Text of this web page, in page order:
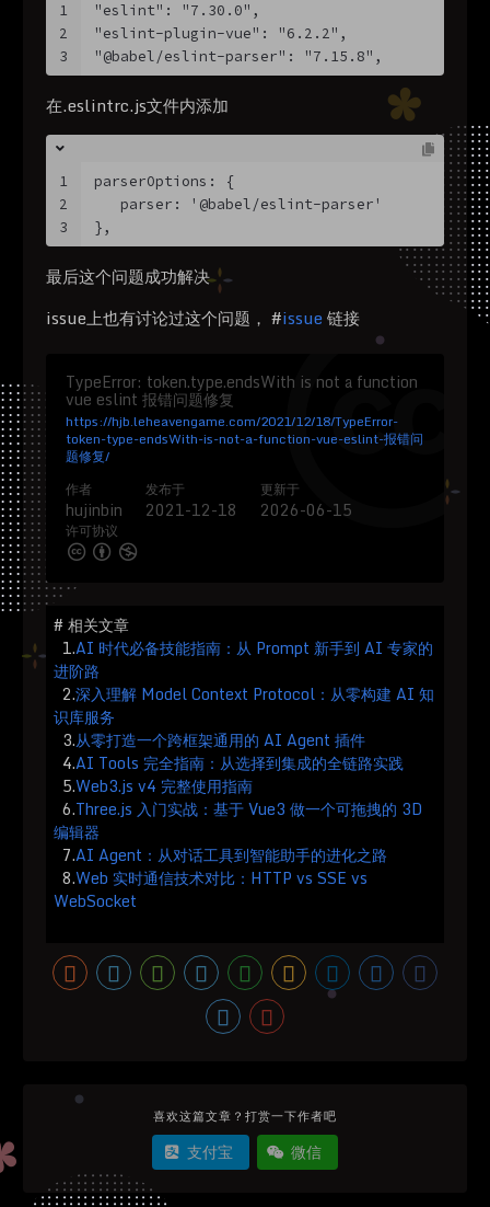
1
2
3
"eslint": "7.30.0",
"eslint-plugin-vue": "6.2.2",
"@babel/eslint-parser": "7.15.8",
在.eslintrc.js文件内添加
1
2
3
parserOptions: {
   parser: '@babel/eslint-parser'
},
最后这个问题成功解决
issue上也有讨论过这个问题， #issue链接
TypeError: token.type.endsWith is not a function
vue eslint 报错问题修复
https://hjb.leheavengame.com/2021/12/18/TypeError-
token-type-endsWith-is-not-a-function-vue-eslint-报错问
题修复/
作者
hujinbin
发布于
2021-12-18
更新于
2026-06-15
许可协议
# 相关文章
1.AI 时代必备技能指南：从 Prompt 新手到 AI 专家的
进阶路
2.深入理解 Model Context Protocol：从零构建 AI 知
识库服务
3.从零打造一个跨框架通用的 AI Agent 插件
4.AI Tools 完全指南：从选择到集成的全链路实践
5.Web3.js v4 完整使用指南
6.Three.js 入门实战：基于 Vue3 做一个可拖拽的 3D
编辑器
7.AI Agent：从对话工具到智能助手的进化之路
8.Web 实时通信技术对比：HTTP vs SSE vs
WebSocket
喜欢这篇文章？打赏一下作者吧
支付宝 微信